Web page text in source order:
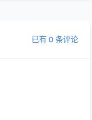
已有 0 条评论